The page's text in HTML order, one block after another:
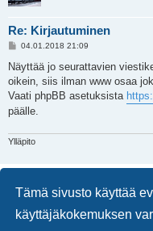
Tämä sivusto käyttää
käyttäjäkokemuksen
Re: Kirjautuminen
V
e
s
t
i
04.01.2018 21:09
Näyttää jo seurattavien
oikein, siis ilman www osaa
Vaati phpBB asetuksista
päälle.
Ylläpito